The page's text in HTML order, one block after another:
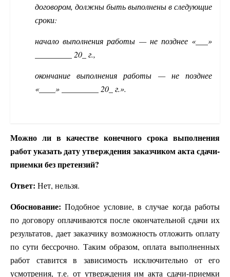
договором, должны быть выполнены в следующие
сроки:
начало выполнения работы — не позднее «___»
_________ 20_ г.,
окончание выполнения работы — не позднее
«____» _________ 20_ г.».
Можно ли в качестве конечного срока выполнения
работ указать дату утверждения заказчиком акта сдачи-
приемки без претензий?
Ответ: Нет, нельзя.
Обоснование: Подобное условие, в случае когда работы
по договору оплачиваются после окончательной сдачи их
результатов, дает заказчику возможность отложить оплату
по сути бессрочно. Таким образом, оплата выполненных
работ ставится в зависимость исключительно от его
усмотрения, т.е. от утверждения им акта сдачи-приемки